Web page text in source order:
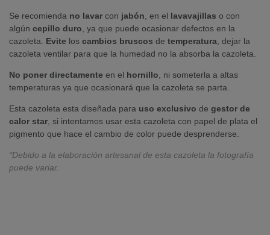
Se recomienda no lavar con jabón , en el lavavajillas o con
algún cepillo duro , ya que puede ocasionar defectos en la
cazoleta. Evite los cambios bruscos de temperatura , dejar la
cazoleta ventilar para que la humedad no la absorba la cazoleta.
No poner directamente en el hornillo , ni someterla a altas
temperaturas ya que ocasionará que la cazoleta se parta.
Esta cazoleta esta diseñada para uso exclusivo de gestor de
calor star , si intentamos usar esta cazoleta con papel de plata el
pigmento que hace el cambio de color puede desprenderse.
*Debido a la elaboración artesanal de esta cazoleta la fotografía
puede variar.